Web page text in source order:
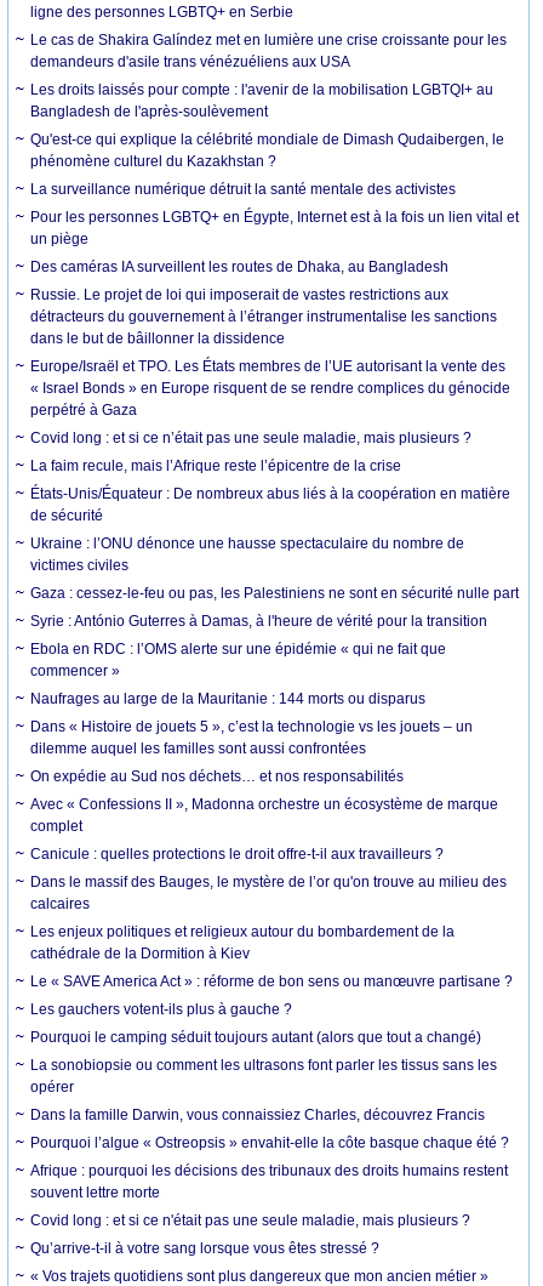
ligne des personnes LGBTQ+ en Serbie
Le cas de Shakira Galíndez met en lumière une crise croissante pour les
demandeurs d'asile trans vénézuéliens aux USA
Les droits laissés pour compte : l'avenir de la mobilisation LGBTQI+ au
Bangladesh de l'après-soulèvement
Qu'est-ce qui explique la célébrité mondiale de Dimash Qudaibergen, le
phénomène culturel du Kazakhstan ?
La surveillance numérique détruit la santé mentale des activistes
Pour les personnes LGBTQ+ en Égypte, Internet est à la fois un lien vital et
un piège
Des caméras IA surveillent les routes de Dhaka, au Bangladesh
Russie. Le projet de loi qui imposerait de vastes restrictions aux
détracteurs du gouvernement à l’étranger instrumentalise les sanctions
dans le but de bâillonner la dissidence
Europe/Israël et TPO. Les États membres de l’UE autorisant la vente des
« Israel Bonds » en Europe risquent de se rendre complices du génocide
perpétré à Gaza
Covid long : et si ce n’était pas une seule maladie, mais plusieurs ?
La faim recule, mais l’Afrique reste l’épicentre de la crise
États-Unis/Équateur : De nombreux abus liés à la coopération en matière
de sécurité
Ukraine : l’ONU dénonce une hausse spectaculaire du nombre de
victimes civiles
Gaza : cessez-le-feu ou pas, les Palestiniens ne sont en sécurité nulle part
Syrie : António Guterres à Damas, à l'heure de vérité pour la transition
Ebola en RDC : l’OMS alerte sur une épidémie « qui ne fait que
commencer »
Naufrages au large de la Mauritanie : 144 morts ou disparus
Dans « Histoire de jouets 5 », c’est la technologie vs les jouets – un
dilemme auquel les familles sont aussi confrontées
On expédie au Sud nos déchets… et nos responsabilités
Avec « Confessions II », Madonna orchestre un écosystème de marque
complet
Canicule : quelles protections le droit offre-t-il aux travailleurs ?
Dans le massif des Bauges, le mystère de l’or qu'on trouve au milieu des
calcaires
Les enjeux politiques et religieux autour du bombardement de la
cathédrale de la Dormition à Kiev
Le « SAVE America Act » : réforme de bon sens ou manœuvre partisane ?
Les gauchers votent-ils plus à gauche ?
Pourquoi le camping séduit toujours autant (alors que tout a changé)
La sonobiopsie ou comment les ultrasons font parler les tissus sans les
opérer
Dans la famille Darwin, vous connaissiez Charles, découvrez Francis
Pourquoi l’algue « Ostreopsis » envahit-elle la côte basque chaque été ?
Afrique : pourquoi les décisions des tribunaux des droits humains restent
souvent lettre morte
Covid long : et si ce n'était pas une seule maladie, mais plusieurs ?
Qu’arrive-t-il à votre sang lorsque vous êtes stressé ?
« Vos trajets quotidiens sont plus dangereux que mon ancien métier »